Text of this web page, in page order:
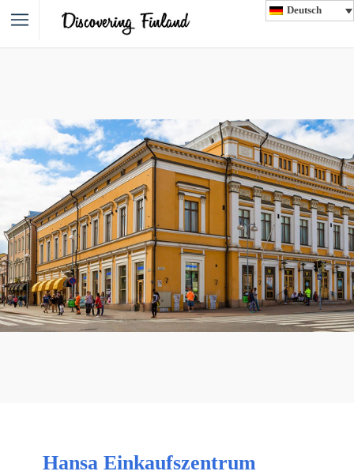
Deutsch
Hansa Einkaufszentrum